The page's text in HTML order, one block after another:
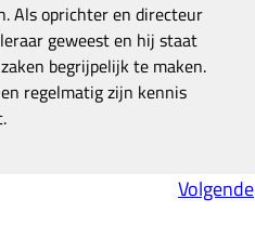
Als oprichter en directeur
geweest en hij staat
begrijpelijk te maken.
regelmatig zijn kennis
Volgende